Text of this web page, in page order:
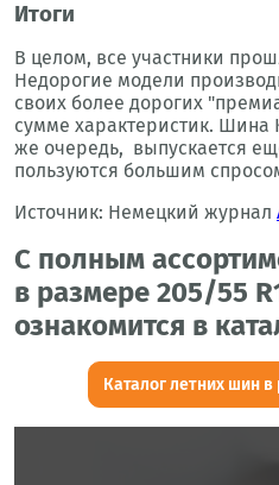
Итоги
В целом, все участники
Недорогие модели
своих более дорогих
сумме характеристик. Шина
же очередь, выпускается
пользуются большим
Источник: Немецкий журнал
С полным
в размере 205/55
ознакомится в
Каталог летних шин в